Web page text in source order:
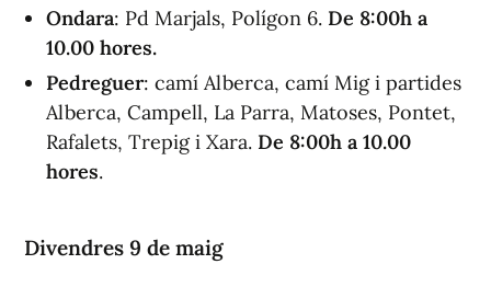
Ondara: Pd Marjals, Polígon 6. De 8:00h a
10.00 hores.
Pedreguer: camí Alberca, camí Mig i partides
Alberca, Campell, La Parra, Matoses, Pontet,
Rafalets, Trepig i Xara. De 8:00h a 10.00
hores.
Divendres 9 de maig